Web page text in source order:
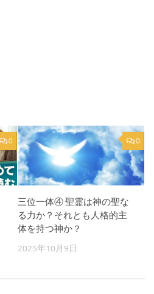
0 0
三位一体④ 聖霊は神の聖な
る力か？それとも人格的主
体を持つ神か？
2025年10月9日